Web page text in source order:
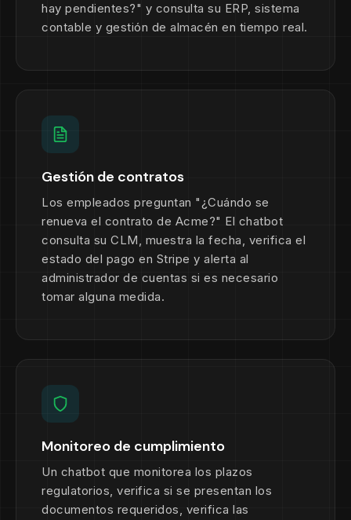
hay pendientes?" y consulta su ERP, sistema
contable y gestión de almacén en tiempo real.
Gestión de contratos
Los empleados preguntan "¿Cuándo se
renueva el contrato de Acme?" El chatbot
consulta su CLM, muestra la fecha, verifica el
estado del pago en Stripe y alerta al
administrador de cuentas si es necesario
tomar alguna medida.
Monitoreo de cumplimiento
Un chatbot que monitorea los plazos
regulatorios, verifica si se presentan los
documentos requeridos, verifica las